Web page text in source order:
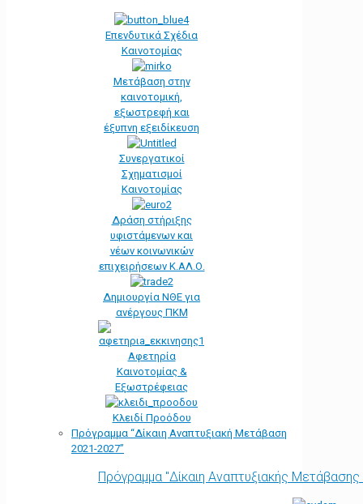
Επενδυτικά Σχέδια
Καινοτομίας
Μετάβαση στην
καινοτομική,
εξωστρεφή και
έξυπνη εξειδίκευση
Συνεργατικοί
Σχηματισμοί
Καινοτομίας
Δράση στήριξης
υφιστάμενων και
νέων κοινωνικών
επιχειρήσεων Κ.ΑΛ.Ο.
Δημιουργία ΝΘΕ για
ανέργους ΠΚΜ
Αφετηρία
Kαινοτομίας &
Εξωστρέφειας
Κλειδί Προόδου
Πρόγραμμα “Δίκαιη Αναπτυξιακή Μετάβαση
2021-2027”
Πρόγραμμα "Δίκαιη Αναπτυξιακής